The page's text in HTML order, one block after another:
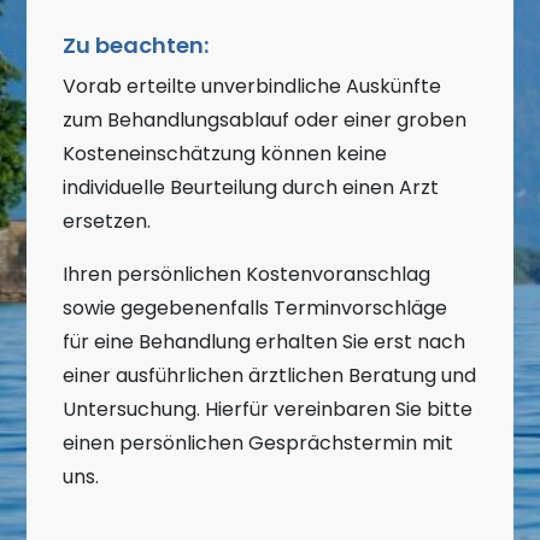
Zu beachten:
Vorab erteilte unverbindliche Auskünfte
zum Behandlungsablauf oder einer groben
Kosteneinschätzung können keine
individuelle Beurteilung durch einen Arzt
ersetzen.
Ihren persönlichen Kostenvoranschlag
sowie gegebenenfalls Terminvorschläge
für eine Behandlung erhalten Sie erst nach
einer ausführlichen ärztlichen Beratung und
Untersuchung. Hierfür vereinbaren Sie bitte
einen persönlichen Gesprächstermin mit
uns.